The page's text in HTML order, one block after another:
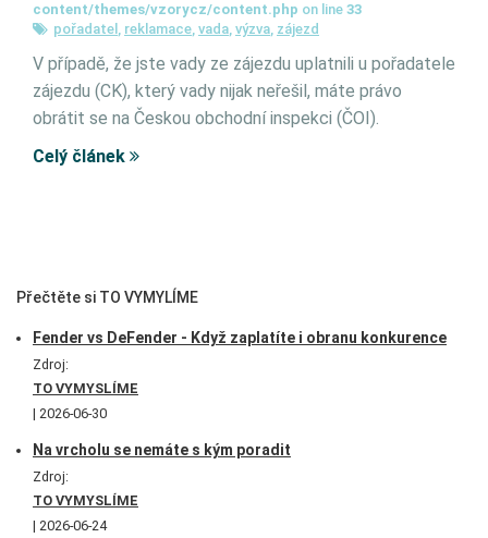
content/themes/vzorycz/content.php on line 33
pořadatel , reklamace, vada, výzva, zájezd
V případě, že jste vady ze zájezdu uplatnili u pořadatele
zájezdu (CK), který vady nijak neřešil, máte právo
obrátit se na Českou obchodní inspekci (ČOI).
Celý článek
Přečtěte si TO VYMYLÍME
Fender vs DeFender - Když zaplatíte i obranu konkurence
Zdroj:
TO VYMYSLÍME
2026-06-30
Na vrcholu se nemáte s kým poradit
Zdroj:
TO VYMYSLÍME
2026-06-24